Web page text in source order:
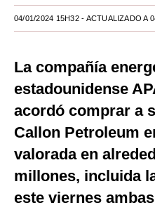
Moda
Estilos
Mundo
EEUU
México
España
Internacional
Tecnología
04/01/2024 15H32- ACTUALIZADO A
La compañía
estadounidense
acordó comprar a
Callon Petroleum
valorada en
millones, incluida
este viernes